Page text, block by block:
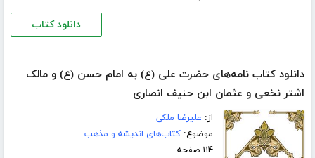
دانلود کتاب
دانلود کتاب نامه‌های حضرت علی (ع) به امام حسن (ع) و مالک
اشتر نخعی و عثمان ابن حنیف انصاری
از: علیرضا ملکی
موضوع:کتاب‌های اندیشه و مذهب
۱۱۴ صفحه